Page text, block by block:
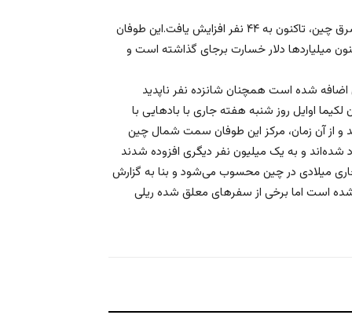
به گزارش سی ان ان ، آماررسمی تلفات طوفان سهمگین لکیما در شرق چین، تاکنون به ۴۴ نفر افزایش یافت.این طوفان
دلار خسارت برجای گذاشته است و
اضافه شده است همچنان شانزده نفر ناپدید
اوایل روز شنبه هفته جاری با بادهایی با
شد و از آن زمان، مرکز این طوفان سمت شمال چین
خانه‌های خود شده‌اند و به یک میلیون‌ نفر دیگری افزوده شدند
میلادی در چین محسوب می‌شود و بنا به گزارش
وقوع آن، بیش از سه هزار و ۲۰۰ پرواز لغو شده است اما برخی از سفرهای معلق شده ریلی